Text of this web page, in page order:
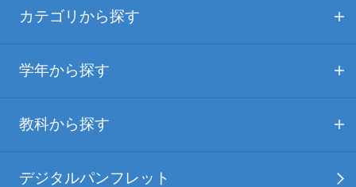
カテゴリから探す
学年から探す
教科から探す
デジタルパンフレット